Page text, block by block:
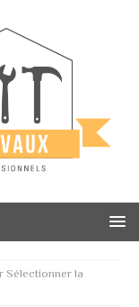
Sélectionner la